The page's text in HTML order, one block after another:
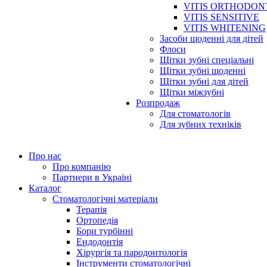
VITIS
VITIS SENSITIVE
VITIS WHITENING
Засоби щоденні для дітей
Флоси
Щітки зубні спеціальні
Щітки зубні щоденні
Щітки зубні для дітей
Щітки міжзубні
Розпродаж
Для стоматологів
Для зубних техніків
Про нас
Про компанію
Партнери в Україні
Каталог
Стоматологічні матеріали
Терапія
Ортопедія
Бори турбінні
Ендодонтія
Хірургія та пародонтологія
Інструменти стоматологічні